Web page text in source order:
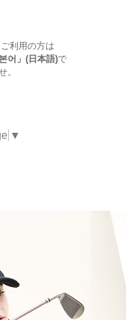
利用の方は
본어」(日本語)で
。
▼